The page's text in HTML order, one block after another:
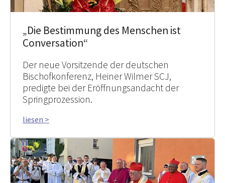
„Die Bestimmung des Menschen ist
Conversation“
Der neue Vorsitzende der deutschen
Bischofkonferenz, Heiner Wilmer SCJ,
predigte bei der Eröffnungsandacht der
Springprozession.
liesen >